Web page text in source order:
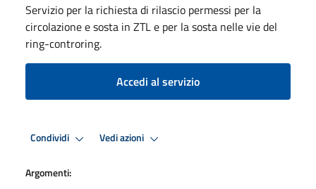
Servizio per la richiesta di rilascio permessi per la
circolazione e sosta in ZTL e per la sosta nelle vie del
ring-controring.
Accedi al servizio
Condividi Vedi azioni
Argomenti: